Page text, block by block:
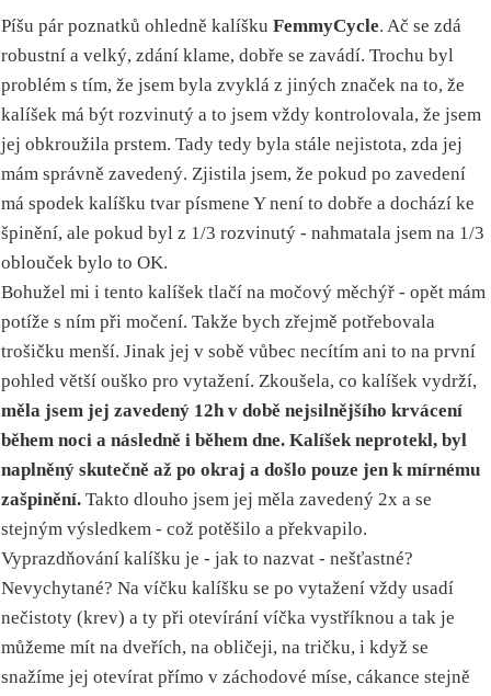
Píšu pár poznatků ohledně kalíšku FemmyCycle. Ač se zdá
robustní a velký, zdání klame, dobře se zavádí. Trochu byl
problém s tím, že jsem byla zvyklá z jiných značek na to, že
kalíšek má být rozvinutý a to jsem vždy kontrolovala, že jsem
jej obkroužila prstem. Tady tedy byla stále nejistota, zda jej
mám správně zavedený. Zjistila jsem, že pokud po zavedení
má spodek kalíšku tvar písmene Y není to dobře a dochází ke
špinění, ale pokud byl z 1/3 rozvinutý - nahmatala jsem na 1/3
oblouček bylo to OK.
Bohužel mi i tento kalíšek tlačí na močový měchýř - opět mám
potíže s ním při močení. Takže bych zřejmě potřebovala
trošičku menší. Jinak jej v sobě vůbec necítím ani to na první
pohled větší ouško pro vytažení. Zkoušela, co kalíšek vydrží,
měla jsem jej zavedený 12h v době nejsilnějšího krvácení
během noci a následně i během dne. Kalíšek neprotekl, byl
naplněný skutečně až po okraj a došlo pouze jen k mírnému
zašpinění. Takto dlouho jsem jej měla zavedený 2x a se
stejným výsledkem - což potěšilo a překvapilo.
Vyprazdňování kalíšku je - jak to nazvat - nešťastné?
Nevychytané? Na víčku kalíšku se po vytažení vždy usadí
nečistoty (krev) a ty při otevírání víčka vystříknou a tak je
můžeme mít na dveřích, na obličeji, na tričku, i když se
snažíme jej otevírat přímo v záchodové míse, cákance stejně